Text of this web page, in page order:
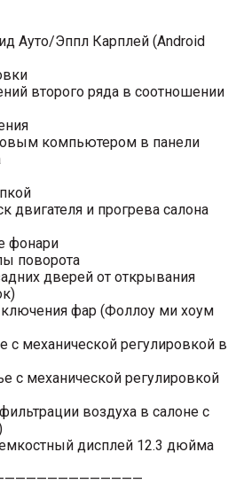
Ауто/Эппл Карплей (Android
второго ряда в соотношении
компьютером в панели
двигателя и прогрева салона
фонари
поворота
дверей от открывания
фар (Фоллоу ми хоум
с механической регулировкой в
с механической регулировкой
воздуха в салоне с
дисплей 12.3 дюйма